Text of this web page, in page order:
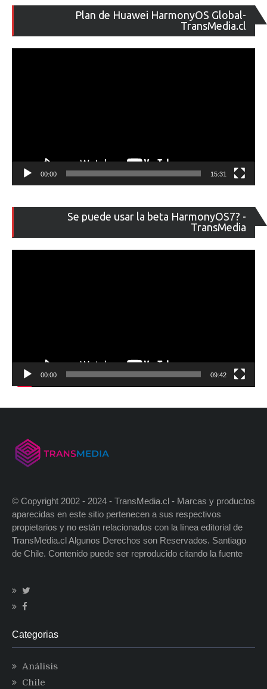
Plan de Huawei HarmonyOS Global-
TransMedia.cl
de
00:00 15:31
Se puede usar la beta HarmonyOS7? -
TransMedia
de
00:00 09:42
© Copyright 2002 - 2024 - TransMedia.cl - Marcas y productos
aparecidas en este sitio pertenecen a sus respectivos
propietarios y no están relacionados con la línea editorial de
TransMedia.cl Algunos Derechos son Reservados. Santiago
de Chile. Contenido puede ser reproducido citando la fuente
Categorias
Análisis
Chile